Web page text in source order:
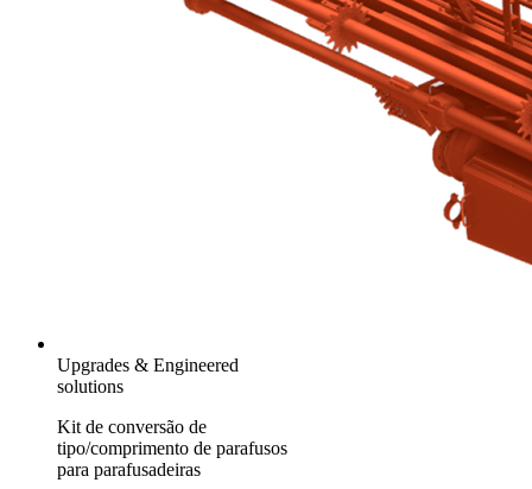
Upgrades & Engineered
solutions
Kit de conversão de
tipo/comprimento de parafusos
para parafusadeiras